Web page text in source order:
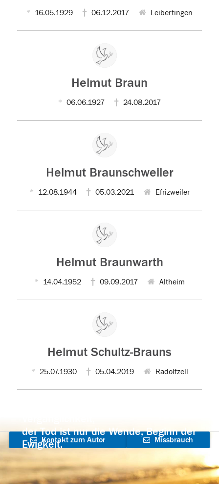
16.05.1929 06.12.2017 Leibertingen
Helmut Braun
06.06.1927 24.08.2017
Helmut Braunschweiler
12.08.1944 05.03.2021 Efrizweiler
Helmut Braunwarth
14.04.1952 09.09.2017 Altheim
Helmut Schultz-Brauns
25.07.1930 05.04.2019 Radolfzell
der Tod ist nur die Wende, Beginn der
Ewigkeit.
Kontakt zum Autor
aufnehmen
Missbrauch